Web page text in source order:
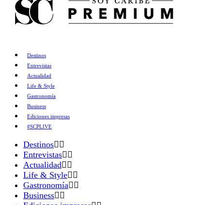
Destinos
Entrevistas
Actualidad
Life & Style
Gastronomía
Business
Ediciones impresas
#SCPLIVE
Destinos
Entrevistas
Actualidad
Life & Style
Gastronomía
Business